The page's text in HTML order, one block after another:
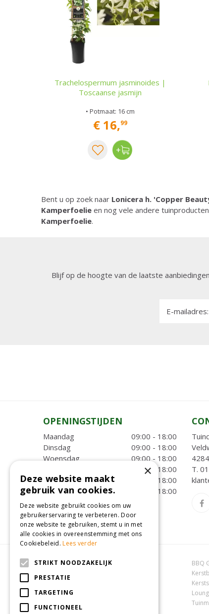
Trachelospermum jasminoides |
Toscaanse jasmijn
• Potmaat: 16 cm
€ 16,99
Bent u op zoek naar Lonicera h. 'Copper
Kamperfoelie en nog vele andere
Kamperfoelie.
Blijf op de hoogte van de laatste
E-mailadres:
OPENINGSTIJDEN
Maandag
09:00 - 18:00
Dinsdag
09:00 - 18:00
Woensdag
09:00 - 18:00
09:00 - 18:00
Vrijdag
09:00 - 18:00
Zaterdag
09:00 - 18:00
Toon alle openingstijden
T.
Dierenwinkel Oosterhout
Tuincentrum Zuid-Holland
BBQ
×
Deze website maakt
gebruik van cookies.
Deze website gebruikt cookies om uw
gebruikerservaring te verbeteren. Door
onze website te gebruiken, stemt u in met
alle cookies in overeenstemming met ons
Cookiebeleid.Lees verder
STRIKT NOODZAKELIJK
PRESTATIE
TARGETING
FUNCTIONEEL